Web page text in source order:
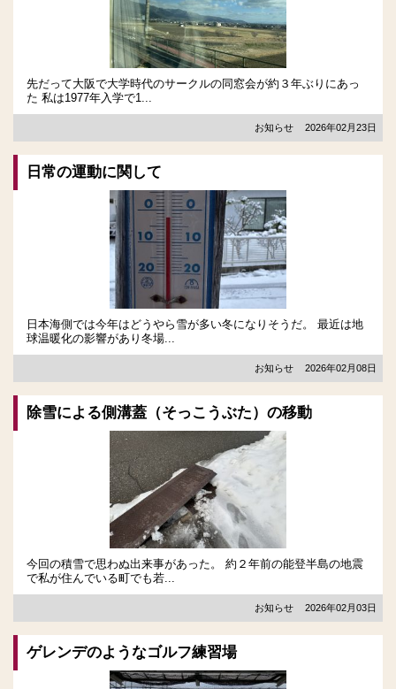
先だって大阪で大学時代のサークルの同窓会が約３年ぶりにあっ
た 私は1977年入学で1...
お知らせ 2026年02月23日
日常の運動に関して
日本海側では今年はどうやら雪が多い冬になりそうだ。 最近は地
球温暖化の影響があり冬場...
お知らせ 2026年02月08日
除雪による側溝蓋（そっこうぶた）の移動
今回の積雪で思わぬ出来事があった。 約２年前の能登半島の地震
で私が住んでいる町でも若...
お知らせ 2026年02月03日
ゲレンデのようなゴルフ練習場